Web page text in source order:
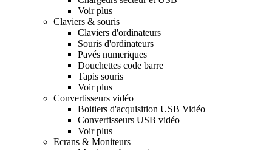
Voir plus
Claviers & souris
Claviers d'ordinateurs
Souris d'ordinateurs
Pavés numeriques
Douchettes code barre
Tapis souris
Voir plus
Convertisseurs vidéo
Boitiers d'acquisition USB Vidéo
Convertisseurs USB vidéo
Voir plus
Ecrans & Moniteurs